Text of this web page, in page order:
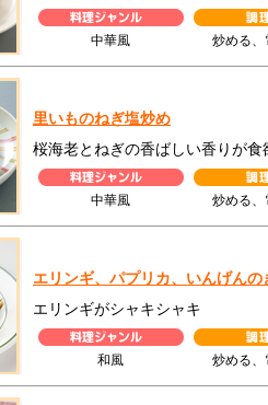
中華風 炒める、
里いものねぎ塩炒め
桜海老とねぎの香ばしい香りが食
中華風 炒める、
エリンギ、パプリカ、いんげんの
エリンギがシャキシャキ
和風 炒める、